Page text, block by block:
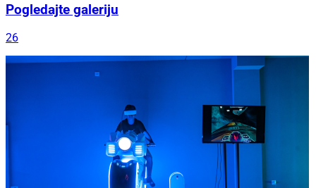
Pogledajte galeriju
26